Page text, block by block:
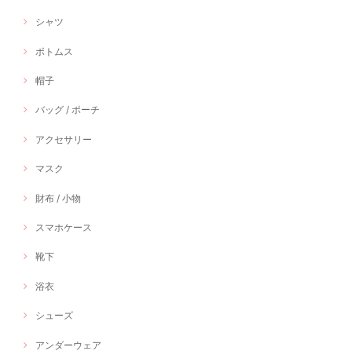
シャツ
ボトムス
帽子
バッグ / ポーチ
アクセサリー
マスク
財布 / 小物
スマホケース
靴下
浴衣
シューズ
アンダーウェア